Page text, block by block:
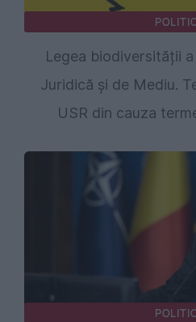
Legea biodiversității
Juridică și de Mediu.
USR din cauza